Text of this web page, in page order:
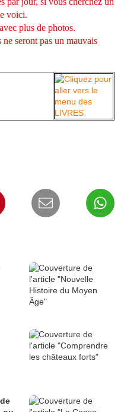
voici.
plus de photos.
seront pas un mauvais